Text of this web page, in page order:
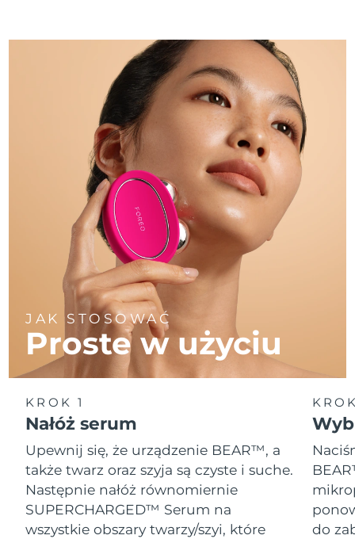
JAK STOSOWAĆ
Proste w użyciu
KROK 1
Nałóż serum
Upewnij się, że urządzenie BEAR™, a
także twarz oraz szyja są czyste i suche.
Następnie nałóż równomiernie
SUPERCHARGED™ Serum na
wszystkie obszary twarzy/szyi, które
do